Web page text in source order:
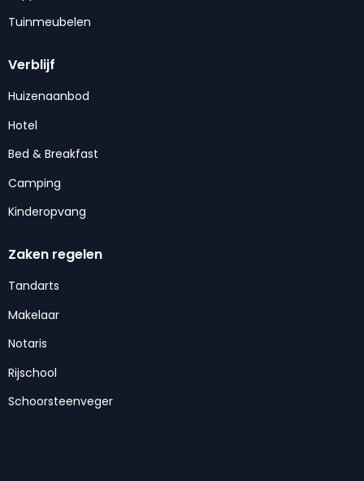
Tuinmeubelen
Verblijf
Huizenaanbod
Hotel
Bed & Breakfast
Camping
Kinderopvang
Zaken regelen
Tandarts
Makelaar
Notaris
Rijschool
Schoorsteenveger